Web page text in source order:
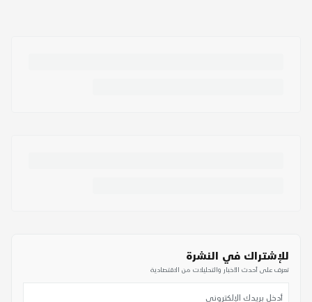
للإشتراك في النشرة
تعرف على أحدث الأخبار والتحليلات من الاقتصادية